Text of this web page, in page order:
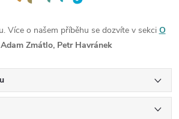
Více o našem příběhu se dozvíte v sekci O
Adam Zmátlo, Petr Havránek